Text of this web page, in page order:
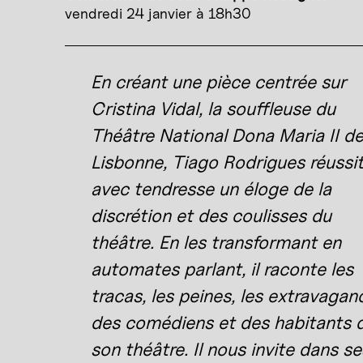
vendredi 24 janvier à 18h30
En créant une pièce centrée sur
Cristina Vidal, la souffleuse du
Théâtre National Dona Maria II de
Lisbonne, Tiago Rodrigues réussit
avec tendresse un éloge de la
discrétion et des coulisses du
théâtre. En les transformant en
automates parlant, il raconte les
tracas, les peines, les
des comédiens et des habitants
son théâtre. Il nous invite dans